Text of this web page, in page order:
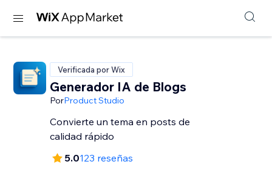
Verificada por Wix
Generador IA de Blogs
PorProduct Studio
Convierte un tema en posts de
calidad rápido
5.0123 reseñas